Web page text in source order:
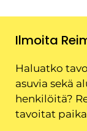
Ilmoita
Haluatko
asuvia sekä
henkilöitä?
tavoitat